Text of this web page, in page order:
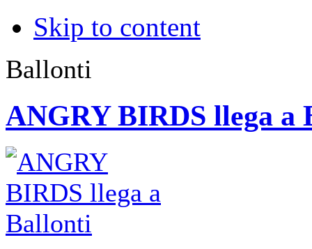
Skip to content
Ballonti
ANGRY BIRDS llega a